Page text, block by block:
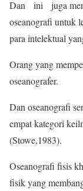
Dan ini juga
oseanografi untuk
para intelektual
Orang yang
oseanografer.
Dan oseanografi
empat kategori
(Stowe,1983).
Oseanografi fisis
fisik yang